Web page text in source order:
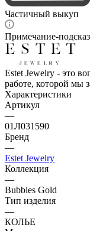
Частичный выкуп
Примечание-
Estet Jewelry - это
работе, которой мы
Характеристики
Артикул
—
01Л031590
Бренд
—
Estet Jewelry
Коллекция
—
Bubbles Gold
Тип изделия
—
КОЛЬЕ